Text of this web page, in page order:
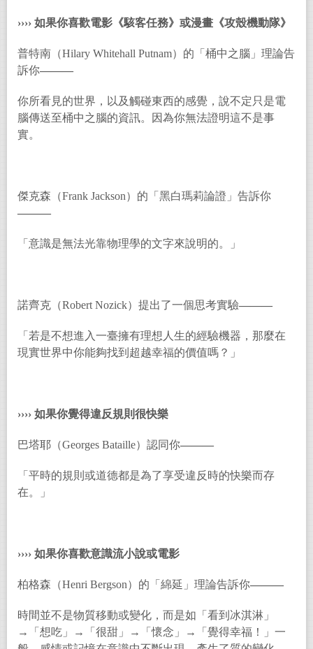
›››› 如果你喜歡電影《駭客任務》或漫畫《攻殼機動隊》
普特南（Hilary Whitehall Putnam）的「 桶中之腦」理論告
訴你———
你所看見的世界，以及觸碰東西的感覺，說不定只是電
腦傳送至桶中之腦的資訊。因為你無法證明這不是事
實。
傑克森（Frank Jackson）的「黑白瑪莉論證」告訴你
———
「意識是無法光靠物理學的文字來說明的。」
諾齊克（Robert Nozick）提出了一個思考實驗———
「若是不想進入一臺擁有理想人生的經驗機器，那麼在
現實世界中你能夠找到超越幸福的價值嗎？」
›››› 如果你覺得違反規則很快樂
巴塔耶（Georges Bataille）認同你———
「平時的規則或道德都是為了享受違反時的快樂而存
在。」
›››› 如果你喜歡意識流小說或電影
柏格森（Henri Bergson）的「綿延」理論告訴你———
時間並不是物質移動或變化，而是如「看到冰淇淋」
→「想吃」→「很甜」→「懷念」→「覺得幸福！」一